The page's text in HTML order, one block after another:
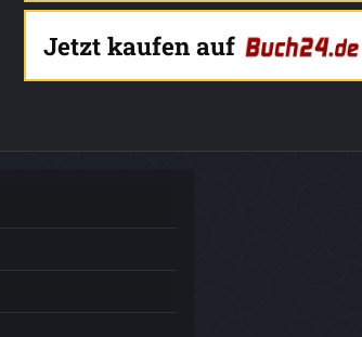
Jetzt kaufen auf